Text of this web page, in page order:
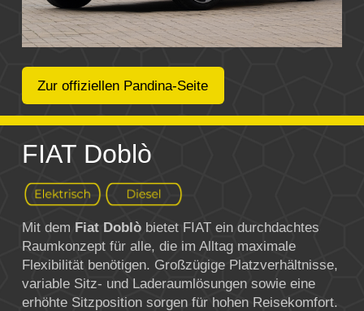
Zur offiziellen Pandina-Seite
FIAT Doblò
Mit dem Fiat Doblòbietet FIATein durchdachtes
Raumkonzept für alle, die im Alltag maximale
Flexibilität benötigen. Großzügige Platzverhältnisse,
variable Sitz- und Laderaumlösungen sowie eine
erhöhte Sitzposition sorgen für hohen Reisekomfort.